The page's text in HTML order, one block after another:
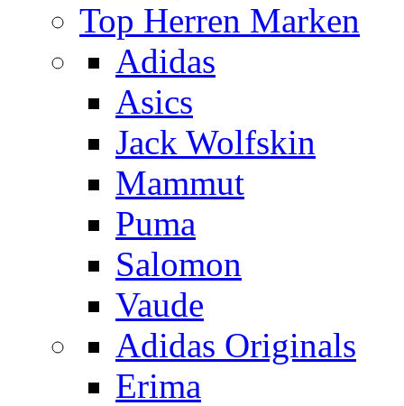
Top Herren Marken
Adidas
Asics
Jack Wolfskin
Mammut
Puma
Salomon
Vaude
Adidas Originals
Erima